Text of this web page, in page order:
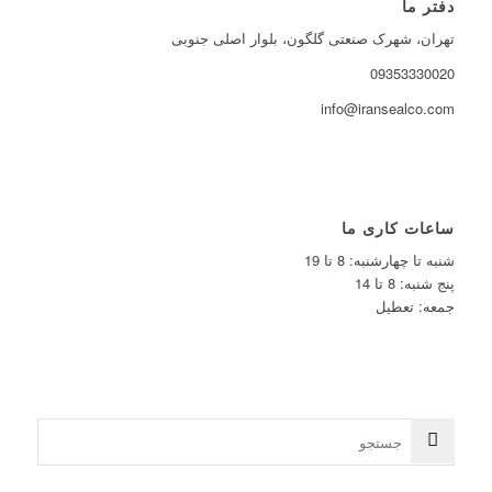
دفتر ما
تهران، شهرک صنعتی گلگون، بلوار اصلی جنوبی
09353330020
info@iransealco.com
ساعات کاری ما
شنبه تا چهارشنبه: 8 تا 19
پنج شنبه: 8 تا 14
جمعه: تعطیل